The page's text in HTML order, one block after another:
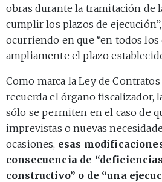
obras durante la tramitación de
cumplir los plazos de
ocurriendo en que “en todos
ampliamente el plazo
Como marca la Ley de
recuerda el órgano fiscalizador,
sólo se permiten en el caso de
imprevistas o nuevas
ocasiones, esas
consecuencia de
constructivo” o de “una